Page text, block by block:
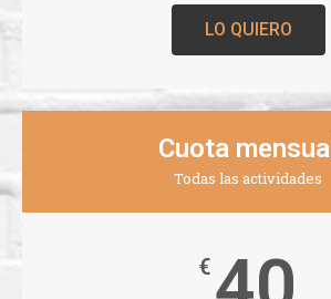
LO QUIERO
Cuota mensual
Todas las actividades
€